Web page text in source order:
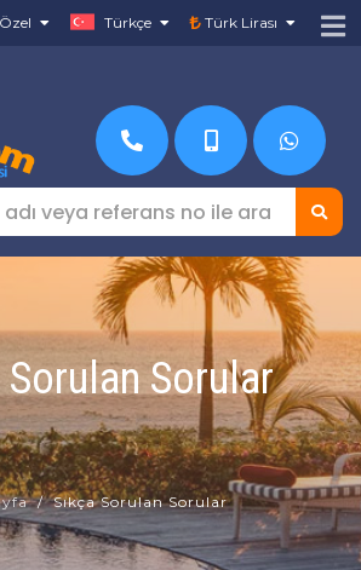
Türkçe Türk Lirası
Sorulan Sorular
Sıkça Sorulan Sorular